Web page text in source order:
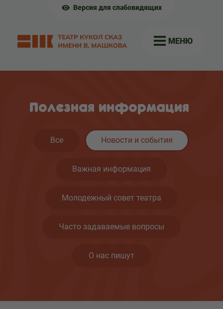
Версия для слабовидящих
МЕНЮ
Полезная информация
Все Новости и события
Важная информация
Молодежный совет театра
Часто задаваемые вопросы
О нас пишут